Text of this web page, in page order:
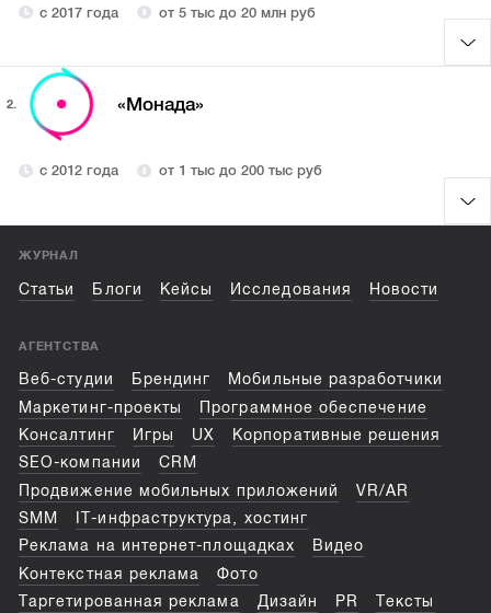
с 2017 года от 5 тыс до 20 млн руб
2. «Монада»
с 2012 года от 1 тыс до 200 тыс руб
ЖУРНАЛ
Статьи Блоги Кейсы Исследования Новости
АГЕНТСТВА
Веб-студии Брендинг
Мобильные разработчики
Маркетинг-проекты
Программное обеспечение
Консалтинг
Игры UX
Корпоративные решения
SEO-компании
CRM
Продвижение мобильных приложений
VR/AR
SMM
IT-инфраструктура, хостинг
Реклама на интернет-площадках
Видео
Контекстная реклама
Фото
Таргетированная реклама
Дизайн PR
Тексты